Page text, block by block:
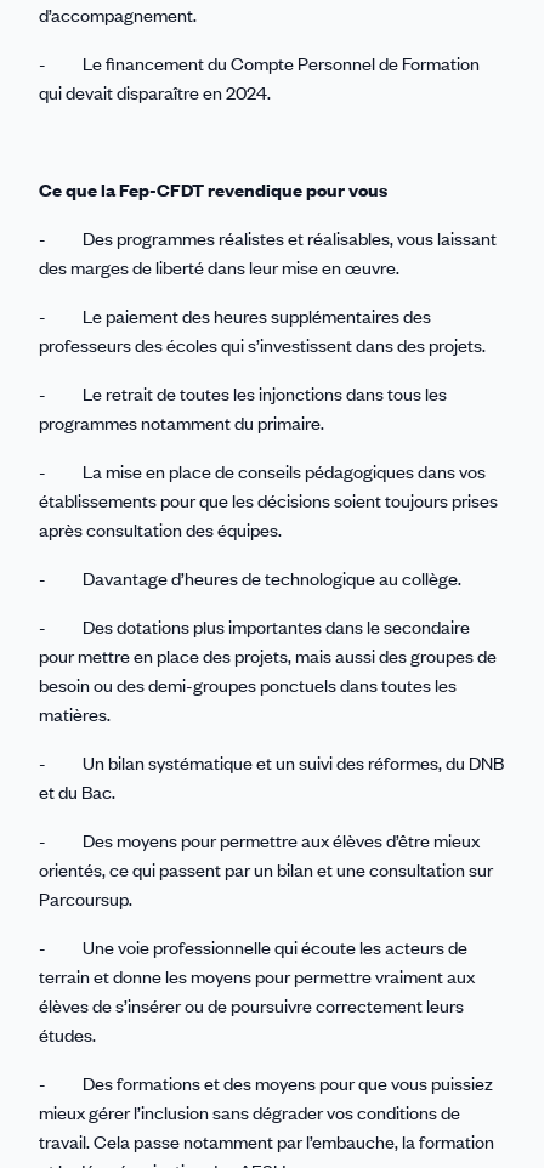
d’accompagnement.
- Le financement du Compte Personnel de Formation
qui devait disparaître en 2024.
Ce que la Fep-CFDT revendique pour vous
- Des programmes réalistes et réalisables, vous laissant
des marges de liberté dans leur mise en œuvre.
- Le paiement des heures supplémentaires des
professeurs des écoles qui s’investissent dans des projets.
- Le retrait de toutes les injonctions dans tous les
programmes notamment du primaire.
- La mise en place de conseils pédagogiques dans vos
établissements pour que les décisions soient toujours prises
après consultation des équipes.
- Davantage d’heures de technologique au collège.
- Des dotations plus importantes dans le secondaire
pour mettre en place des projets, mais aussi des groupes de
besoin ou des demi-groupes ponctuels dans toutes les
matières.
- Un bilan systématique et un suivi des réformes, du DNB
et du Bac.
- Des moyens pour permettre aux élèves d’être mieux
orientés, ce qui passent par un bilan et une consultation sur
Parcoursup.
- Une voie professionnelle qui écoute les acteurs de
terrain et donne les moyens pour permettre vraiment aux
élèves de s’insérer ou de poursuivre correctement leurs
études.
- Des formations et des moyens pour que vous puissiez
mieux gérer l’inclusion sans dégrader vos conditions de
travail. Cela passe notamment par l’embauche, la formation